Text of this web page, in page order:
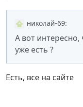
николай-69:
А вот
уже есть ?
Есть, все на сайте